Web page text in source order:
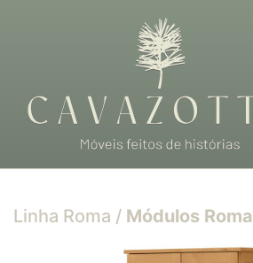
Linha Roma / Módulos Roma